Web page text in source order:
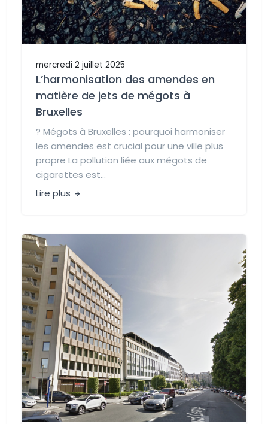
mercredi 2 juillet 2025
L’harmonisation des amendes en
matière de jets de mégots à
Bruxelles
? Mégots à Bruxelles : pourquoi harmoniser
les amendes est crucial pour une ville plus
propre La pollution liée aux mégots de
cigarettes est...
Lire plus